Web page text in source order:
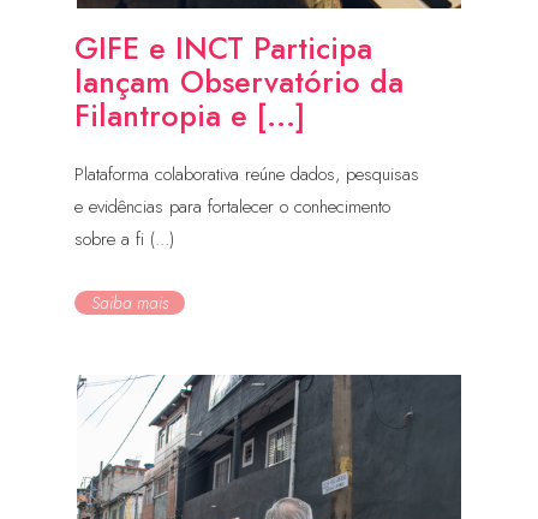
GIFE e INCT Participa
lançam Observatório da
Filantropia e [...]
Plataforma colaborativa reúne dados, pesquisas
e evidências para fortalecer o conhecimento
sobre a fi (...)
Saiba mais